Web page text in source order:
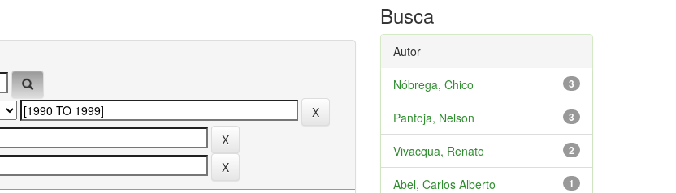
Busca
Autor
3
Nóbrega, Chico
3
Pantoja, Nelson
2
Vivacqua, Renato
1
Abel, Carlos Alberto